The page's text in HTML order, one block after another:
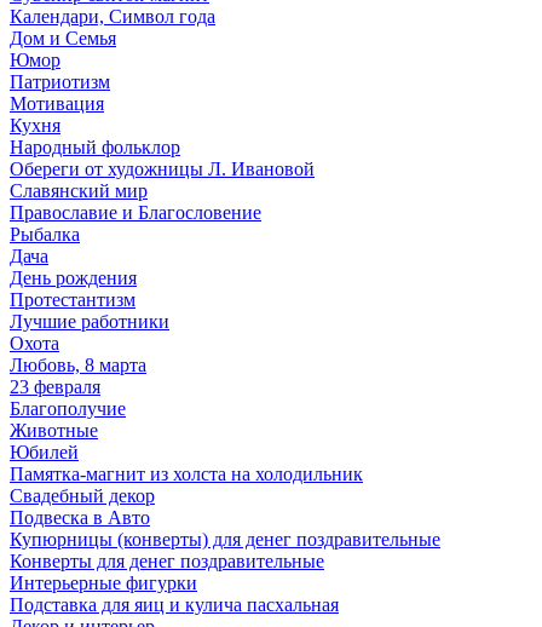
Календари, Символ года
Дом и Семья
Юмор
Патриотизм
Мотивация
Кухня
Народный фольклор
Обереги от художницы Л. Ивановой
Славянский мир
Православие и Благословение
Рыбалка
Дача
День рождения
Протестантизм
Лучшие работники
Охота
Любовь, 8 марта
23 февраля
Благополучие
Животные
Юбилей
Памятка-магнит из холста на холодильник
Свадебный декор
Подвеска в Авто
Купюрницы (конверты) для денег поздравительные
Конверты для денег поздравительные
Интерьерные фигурки
Подставка для яиц и кулича пасхальная